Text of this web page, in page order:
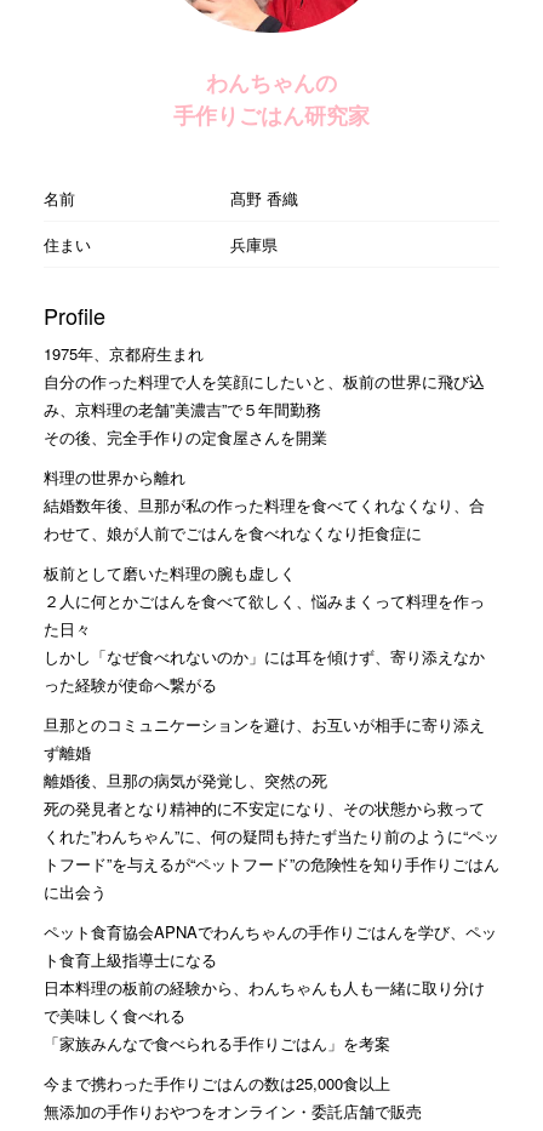
わんちゃんの
手作りごはん研究家
名前
髙野 香織
住まい
兵庫県
Profile
1975年、京都府生まれ
自分の作った料理で人を笑顔にしたいと、板前の世界に飛び込
み、京料理の老舗”美濃吉”で５年間勤務
その後、完全手作りの定食屋さんを開業
料理の世界から離れ
結婚数年後、旦那が私の作った料理を食べてくれなくなり、合
わせて、娘が人前でごはんを食べれなくなり拒食症に
板前として磨いた料理の腕も虚しく
２人に何とかごはんを食べて欲しく、悩みまくって料理を作っ
た日々
しかし「なぜ食べれないのか」には耳を傾けず、寄り添えなか
った経験が使命へ繋がる
旦那とのコミュニケーションを避け、お互いが相手に寄り添え
ず離婚
離婚後、旦那の病気が発覚し、突然の死
死の発見者となり精神的に不安定になり、その状態から救って
くれた”わんちゃん”に、何の疑問も持たず当たり前のように“ペッ
トフード”を与えるが“ペットフード”の危険性を知り手作りごはん
に出会う
ペット食育協会APNAでわんちゃんの手作りごはんを学び、ペッ
ト食育上級指導士になる
日本料理の板前の経験から、わんちゃんも人も一緒に取り分け
で美味しく食べれる
「家族みんなで食べられる手作りごはん」を考案
今まで携わった手作りごはんの数は25,000食以上
無添加の手作りおやつをオンライン・委託店舗で販売